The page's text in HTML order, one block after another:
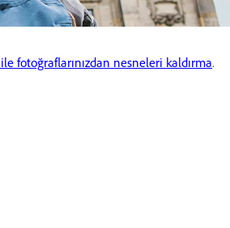
fotoğraflarınızdan nesneleri kaldırma.